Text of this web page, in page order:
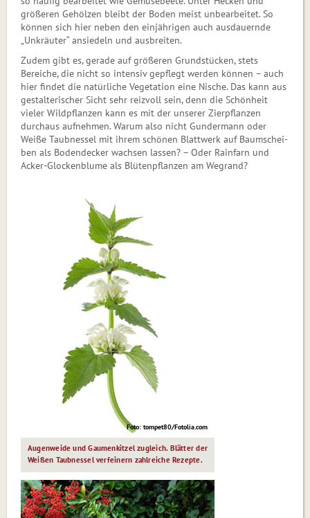
größeren Gehölzen bleibt der Boden meist unbearbeitet. So
können sich hier neben den einjährigen auch ausdauernde
„Unkräuter“ ansiedeln und ausbreiten.
Zudem gibt es, gerade auf größeren Grundstücken, stets
Bereiche, die nicht so intensiv gepflegt werden können – auch
hier findet die natürliche Vegetation eine Nische. Das kann aus
ge­stal­te­ri­scher Sicht sehr reizvoll sein, denn die Schönheit
vieler Wildpflanzen kann es mit der unserer Zierpflanzen
durchaus aufnehmen. Warum also nicht Gundermann oder
Weiße Taubnessel mit ihrem schönen Blattwerk auf Baum­schei­
ben als Bodendecker wachsen lassen? – Oder Rainfarn und
Acker-Glockenblume als Blü­ten­pflan­zen am Wegrand?
Foto: tompet80/Fotolia.com
Augenweide und Gaumenkitzel zugleich. Blätter der
Weißen Taubnesselverfeinern zahlreiche Rezepte.